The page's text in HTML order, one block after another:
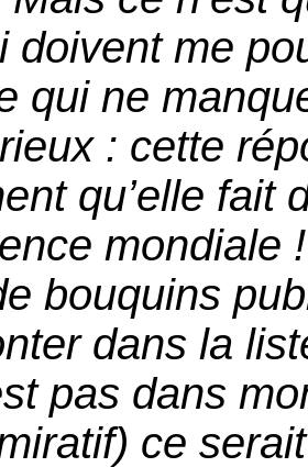
doivent me
qui ne
: cette
qu’elle fait
mondiale
bouquins
dans la
pas dans
ce